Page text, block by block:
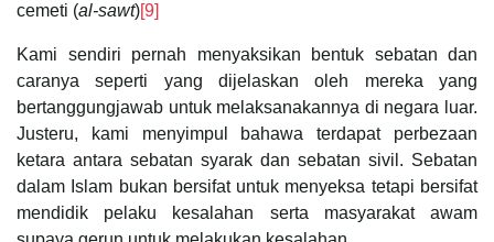
cemeti (al-sawt)[9]
Kami sendiri pernah menyaksikan bentuk sebatan dan
caranya seperti yang dijelaskan oleh mereka yang
bertanggungjawab untuk melaksanakannya di negara luar.
Justeru, kami menyimpul bahawa terdapat perbezaan
ketara antara sebatan syarak dan sebatan sivil. Sebatan
dalam Islam bukan bersifat untuk menyeksa tetapi bersifat
mendidik pelaku kesalahan serta masyarakat awam